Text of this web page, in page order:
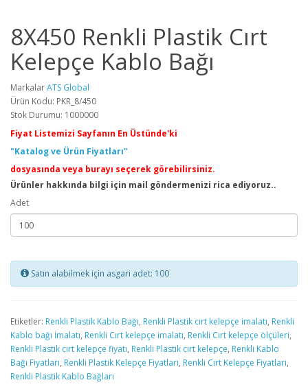
8X450 Renkli Plastik Cırt
Kelepçe Kablo Bağı
MarkalarATS Global
Ürün Kodu: PKR_8/450
Stok Durumu: 1000000
Fiyat Listemizi Sayfanın En Üstünde'ki
"Katalog ve Ürün Fiyatları"
dosyasında veya burayı seçerek görebilirsiniz.
Ürünler hakkında bilgi için mail göndermenizi rica ediyoruz..
Adet
Satın alabilmek için asgari adet: 100
Etiketler: Renkli Plastik Kablo Bağı, Renkli Plastik cırt kelepçe imalatı, Renkli
Kablo bağı İmalatı, Renkli Cırt kelepçe imalatı, Renkli Cırt kelepçe ölçüleri,
Renkli Plastik cırt kelepçe fiyatı, Renkli Plastik cırt kelepçe, Renkli Kablo
Bağı Fiyatları, Renkli Plastik Kelepçe Fiyatları, Renkli Cırt Kelepçe Fiyatları,
Renkli Plastik Kablo Bağları